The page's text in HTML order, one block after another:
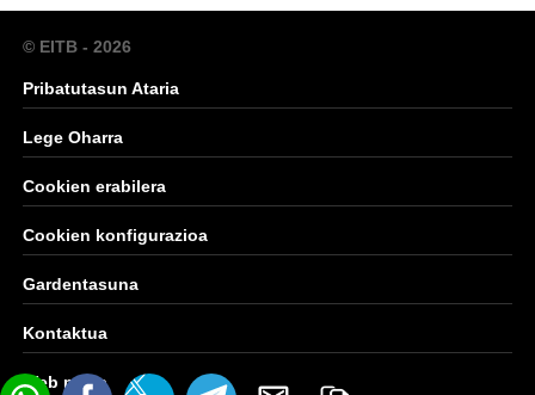
© EITB - 2026
Pribatutasun Ataria
Lege Oharra
Cookien erabilera
Cookien konfigurazioa
Gardentasuna
Kontaktua
Web mapa